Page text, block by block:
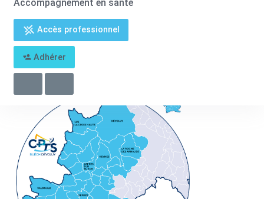
Accompagnement en santé
Accès professionnel
Adhérer